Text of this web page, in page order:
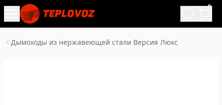
0
Дымоходы из нержавеющей стали Версия Люкс